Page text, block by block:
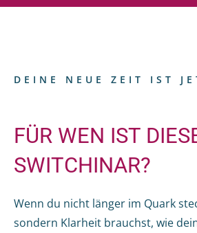
DEINE NEUE ZEIT IST
FÜR WEN IST
SWITCHINAR?
Wenn du nicht länger im Quark
sondern Klarheit brauchst, wie